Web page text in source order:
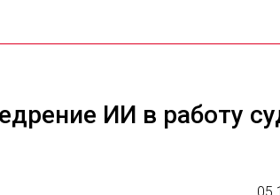
ИИ в работу